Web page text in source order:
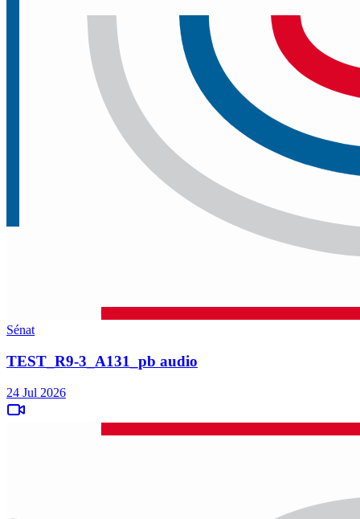
Sénat
TEST_R9-3_A131_pb audio
24 Jul 2026